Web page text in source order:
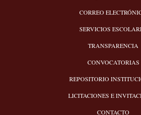
CORREO
SERVICIOS
TRANSPARENCIA
CONVOCATORIAS
REPOSITORIO
LICITACIONES E
CONTACTO